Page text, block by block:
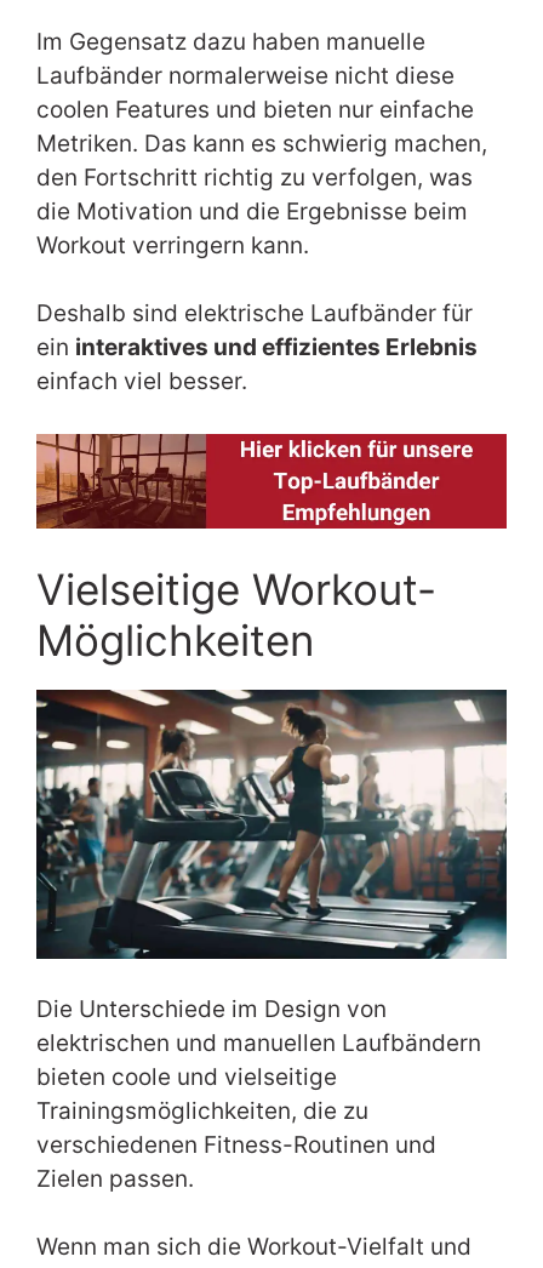
Im Gegensatz dazu haben manuelle
Laufbänder normalerweise nicht diese
coolen Features und bieten nur einfache
Metriken. Das kann es schwierig machen,
den Fortschritt richtig zu verfolgen, was
die Motivation und die Ergebnisse beim
Workout verringern kann.
Deshalb sind elektrische Laufbänder für
ein interaktives und effizientes Erlebnis
einfach viel besser.
Vielseitige Workout-
Möglichkeiten
Die Unterschiede im Design von
elektrischen und manuellen Laufbändern
bieten coole und vielseitige
Trainingsmöglichkeiten, die zu
verschiedenen Fitness-Routinen und
Zielen passen.
Wenn man sich die Workout-Vielfalt und